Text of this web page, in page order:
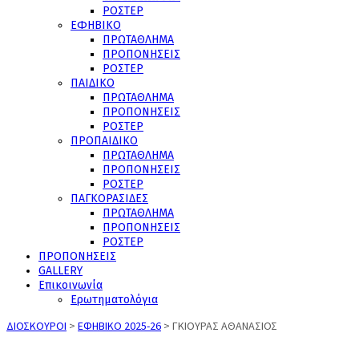
ΡΟΣΤΕΡ
ΕΦΗΒΙΚΟ
ΠΡΩΤΑΘΛΗΜΑ
ΠΡΟΠΟΝΗΣΕΙΣ
ΡΟΣΤΕΡ
ΠΑΙΔΙΚΟ
ΠΡΩΤΑΘΛΗΜΑ
ΠΡΟΠΟΝΗΣΕΙΣ
ΡΟΣΤΕΡ
ΠΡΟΠΑΙΔΙΚΟ
ΠΡΩΤΑΘΛΗΜΑ
ΠΡΟΠΟΝΗΣΕΙΣ
ΡΟΣΤΕΡ
ΠΑΓΚΟΡΑΣΙΔΕΣ
ΠΡΩΤΑΘΛΗΜΑ
ΠΡΟΠΟΝΗΣΕΙΣ
ΡΟΣΤΕΡ
ΠΡΟΠΟΝΗΣΕΙΣ
GALLERY
Επικοινωνία
Ερωτηματολόγια
ΔΙΟΣΚΟΥΡΟΙ > ΕΦΗΒΙΚΟ 2025-26 > ΓΚΙΟΥΡΑΣ ΑΘΑΝΑΣΙΟΣ